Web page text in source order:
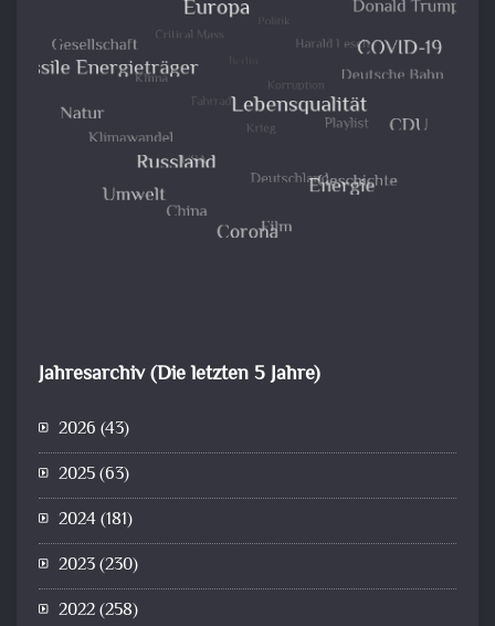
Jahresarchiv (Die letzten 5 Jahre)
2026 (43)
2025(63)
2024(181)
2023(230)
2022(258)